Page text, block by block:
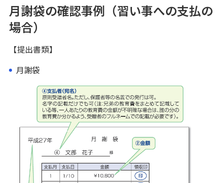
確認事例5 月謝袋の場合
ご留意事項
よくあるご質問（Q&A）
結婚・子育て支援信託（希望の贈りもの）
家族信託（安心の贈りもの）
暦年贈与型信託（想いの贈りもの）
月謝袋の確認事例（習い事への支払の
場合）
【提出書類】
月謝袋